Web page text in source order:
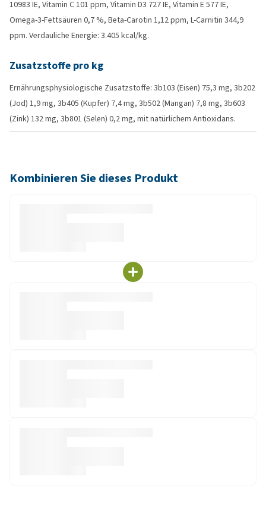
10983 IE, Vitamin C 101 ppm, Vitamin D3 727 IE, Vitamin E 577 IE,
Omega-3-Fettsäuren 0,7 %, Beta-Carotin 1,12 ppm, L-Carnitin 344,9
ppm. Verdauliche Energie: 3.405 kcal/kg.
Zusatzstoffe pro kg
Ernährungsphysiologische Zusatzstoffe: 3b103 (Eisen) 75,3 mg, 3b202
(Jod) 1,9 mg, 3b405 (Kupfer) 7,4 mg, 3b502 (Mangan) 7,8 mg, 3b603
(Zink) 132 mg, 3b801 (Selen) 0,2 mg, mit natürlichem Antioxidans.
Kombinieren Sie dieses Produkt